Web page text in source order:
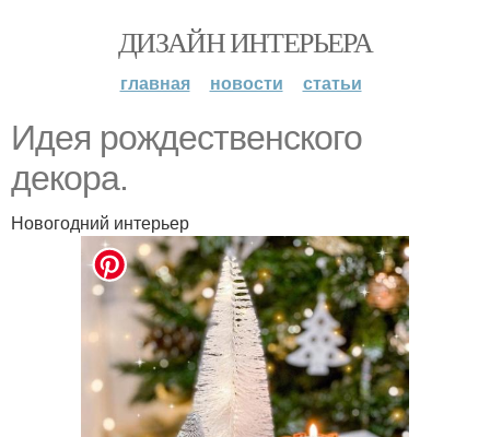
ДИЗАЙН ИНТЕРЬЕРА
главная новости статьи
Идея рождественского
декора.
Новогодний интерьер